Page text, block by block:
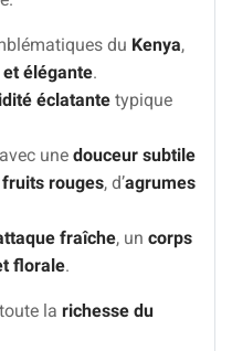
du Kenya,
élégante.
éclatante typique
une douceur subtile
fruits rouges, d’agrumes
fraîche, un corps
florale.
la richesse du